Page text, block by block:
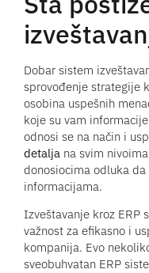
Dobar sistem
sprovođenje strategije
osobina uspešnih
koje su vam
odnosi se na način i
detalja na svim
donosiocima odluka da
informacijama.
Izveštavanje kroz ERP
važnost za efikasno i
kompanija. Evo
sveobuhvatan ERP